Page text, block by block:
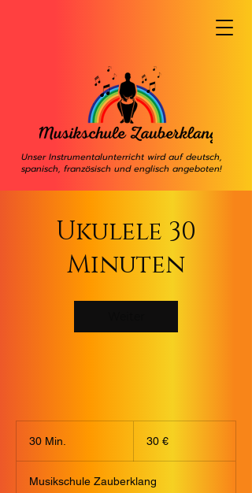
Unser Instrumentalunterricht wird auf deutsch,
spanisch, französisch und englisch angeboten!
Ukulele 30
Minuten
30 Min.
i
30 €
Musikschule Zauberklang